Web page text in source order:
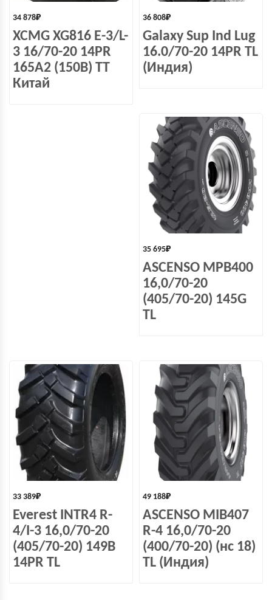
34 878₽
XCMG XG816 E-3/L-
3 16/70-20 14PR
165A2 (150B) TT
Китай
36 808₽
Galaxy Sup Ind Lug
16.0/70-20 14PR TL
(Индия)
35 695₽
ASCENSO MPB400
16,0/70-20
(405/70-20) 145G
TL
33 389₽
Everest INTR4 R-
4/I-3 16,0/70-20
(405/70-20) 149B
14PR TL
49 188₽
ASCENSO MIB407
R-4 16,0/70-20
(400/70-20) (нс 18)
TL (Индия)